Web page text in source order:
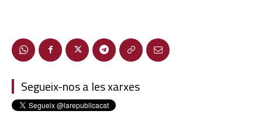
Segueix-nos a les xarxes